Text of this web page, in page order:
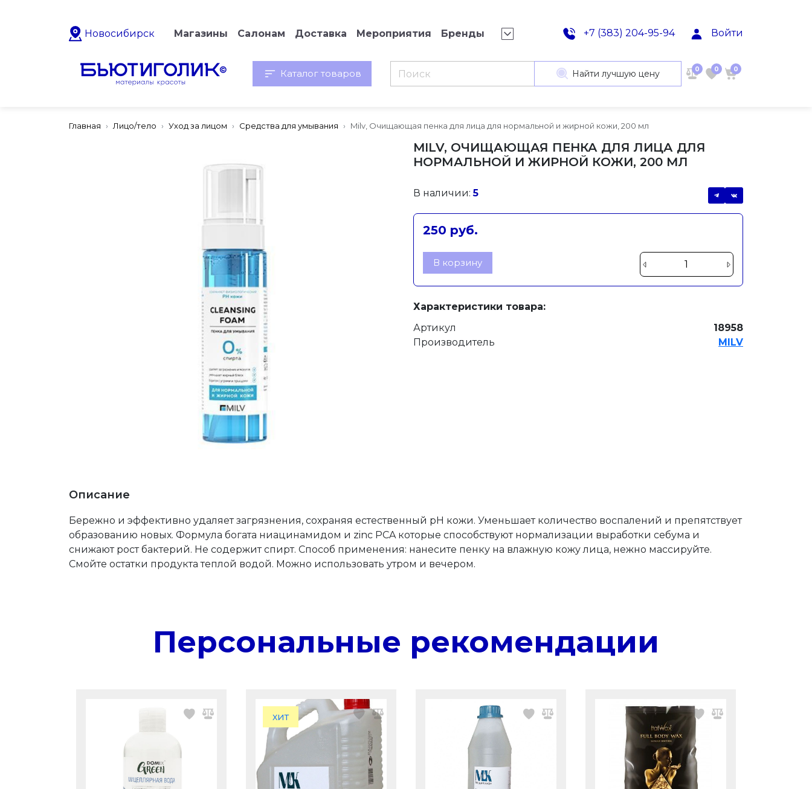
Новосибирск Магазины Салонам Доставка Мероприятия Бренды +7 (383) 204-95-94 Войти
Каталог товаров Найти лучшую цену 0 0 0
Главная Лицо/тело Уход за лицом Средства для умывания Milv, Очищающая пенка для лица для нормальной и жирной кожи, 200 мл
MILV, ОЧИЩАЮЩАЯ ПЕНКА ДЛЯ ЛИЦА ДЛЯ
НОРМАЛЬНОЙ И ЖИРНОЙ КОЖИ, 200 МЛ
В наличии:5
250 руб.
В корзину
Характеристики товара:
Артикул
18958
Производитель
MILV
Описание
Бережно и эффективно удаляет загрязнения, сохраняя естественный pH кожи. Уменьшает количество воспалений и препятствует
образованию новых. Формула богата ниацинамидом и zinc PCA которые способствуют нормализации выработки себума и
снижают рост бактерий. Не содержит спирт. Способ применения: нанесите пенку на влажную кожу лица, нежно массируйте.
Смойте остатки продукта теплой водой. Можно использовать утром и вечером.
Персональные рекомендации
хит